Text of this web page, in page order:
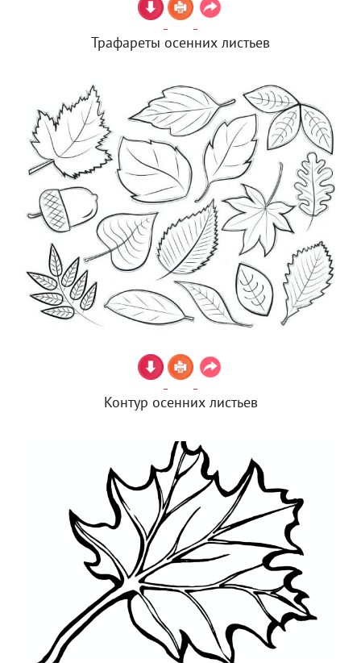
Трафареты осенних листьев
Контур осенних листьев